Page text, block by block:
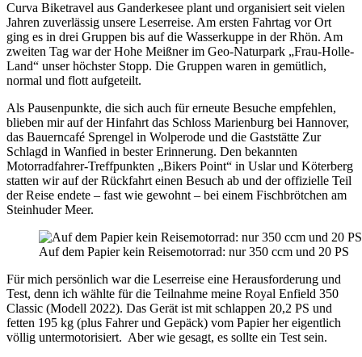
Curva Biketravel aus Ganderkesee plant und organisiert seit vielen
Jahren zuverlässig unsere Leserreise. Am ersten Fahrtag vor Ort
ging es in drei Gruppen bis auf die Wasserkuppe in der Rhön. Am
zweiten Tag war der Hohe Meißner im Geo-Naturpark „Frau-Holle-
Land“ unser höchster Stopp. Die Gruppen waren in gemütlich,
normal und flott aufgeteilt.
Als Pausenpunkte, die sich auch für erneute Besuche empfehlen,
blieben mir auf der Hinfahrt das Schloss Marienburg bei Hannover,
das Bauerncafé Sprengel in Wolperode und die Gaststätte Zur
Schlagd in Wanfied in bester Erinnerung. Den bekannten
Motorradfahrer-Treffpunkten „Bikers Point“ in Uslar und Köterberg
statten wir auf der Rückfahrt einen Besuch ab und der offizielle Teil
der Reise endete – fast wie gewohnt – bei einem Fischbrötchen am
Steinhuder Meer.
Auf dem Papier kein Reisemotorrad: nur 350 ccm und 20 PS
Für mich persönlich war die Leserreise eine Herausforderung und
Test, denn ich wählte für die Teilnahme meine Royal Enfield 350
Classic (Modell 2022). Das Gerät ist mit schlappen 20,2 PS und
fetten 195 kg (plus Fahrer und Gepäck) vom Papier her eigentlich
völlig untermotorisiert. Aber wie gesagt, es sollte ein Test sein.